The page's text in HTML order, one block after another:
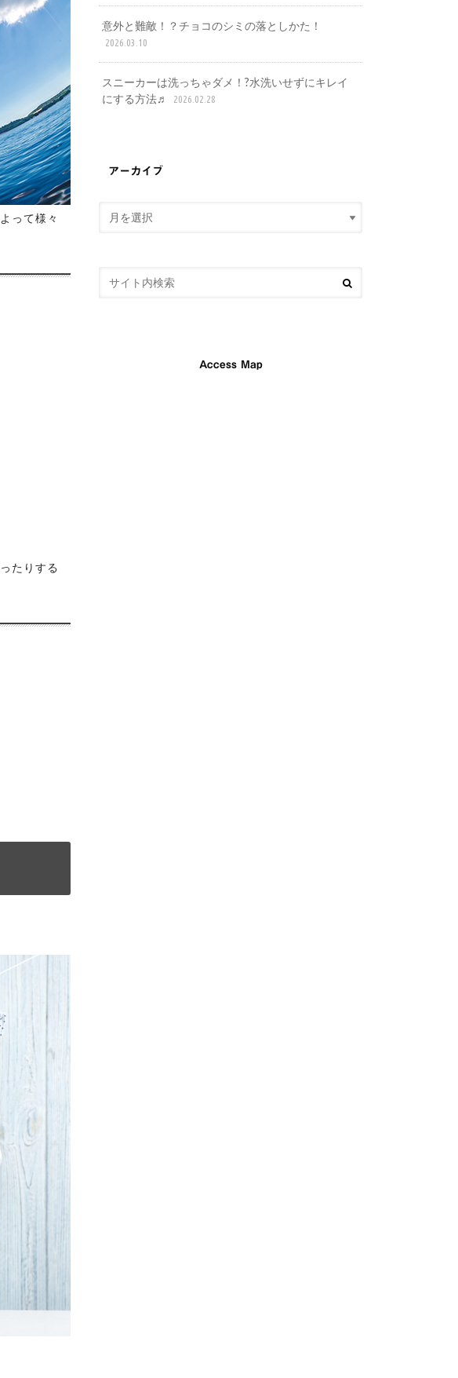
って様々
たりする
意外と難敵！？チョコのシミの落としかた！
2026.03.10
スニーカーは洗っちゃダメ！?水洗いせずにキレイ
にする方法♬
2026.02.28
アーカイブ
Access Map